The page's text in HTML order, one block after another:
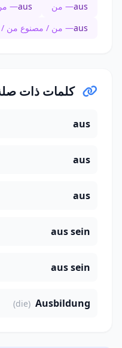
aus— من aus
—
aus— من / مصنوع من /
كلمات ذات
aus
aus
aus
aus sein
aus sein
Ausbildung
(die)